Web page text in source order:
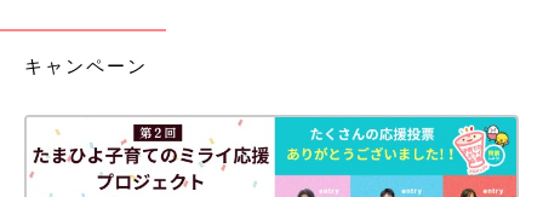
キャンペーン